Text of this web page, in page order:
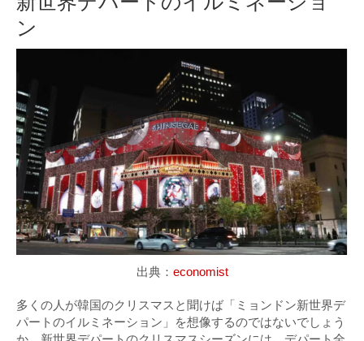
ン
出典： economist
多くの人が韓国のクリスマスと聞けば「ミョンドン新世界デ
パートのイルミネーション」を想像するのではないでしょう